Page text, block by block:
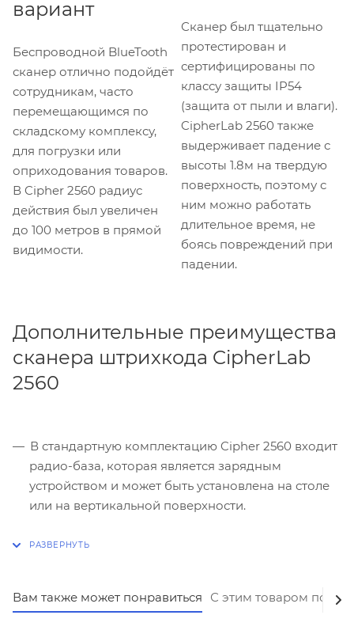
вариант
Беспроводной BlueTooth
сканер отлично подойдёт
сотрудникам, часто
перемещающимся по
складскому комплексу,
для погрузки или
оприходования товаров.
В Cipher 2560 радиус
действия был увеличен
до 100 метров в прямой
видимости.
Сканер был тщательно
протестирован и
сертифицированы по
классу защиты IP54
(защита от пыли и влаги).
CipherLab 2560 также
выдерживает падение с
высоты 1.8м на твердую
поверхность, поэтому с
ним можно работать
длительное время, не
боясь повреждений при
падении.
Дополнительные преимущества
сканера штрихкода CipherLab
2560
В стандартную комплектацию Cipher 2560 входит
радио-база, которая является зарядным
устройством и может быть установлена на столе
или на вертикальной поверхности.
поддерживает связь устройства с компьютером
Встроенный аккумулятор на 24 часа.
Вам также может понравиться С этим товаром